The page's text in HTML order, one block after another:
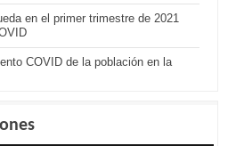
en el primer trimestre de 2021
COVID de la población en la